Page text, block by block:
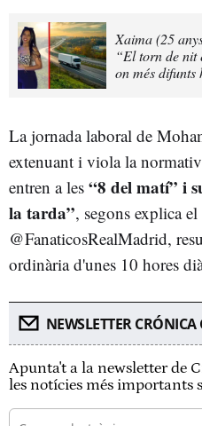
Xaima (25
“El torn de nit
on més difunts
La jornada laboral de
extenuant i viola la
entren a les “8 del matí” i
la tarda”, segons explica
@FanaticosRealMadrid,
ordinària d'unes 10 hores
NEWSLETTER
Apunta't a la newsletter de
les notícies més importants